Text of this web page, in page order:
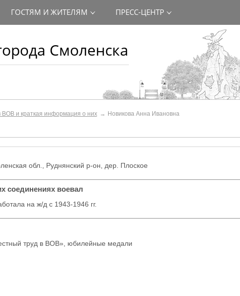
Смоленска
ГОСТЯМ И ЖИТЕЛЯМ ПРЕСС-ЦЕНТР
ВОВ и краткая информация о них Новикова Анна Ивановна
обл., Руднянский р-он, дер. Плоское
соединениях воевал
на ж/д с 1943-1946 гг.
труд в ВОВ», юбилейные медали